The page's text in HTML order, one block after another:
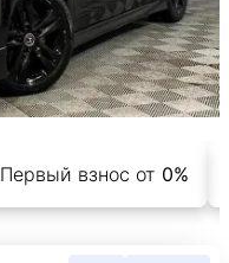
Первый взнос от 0%